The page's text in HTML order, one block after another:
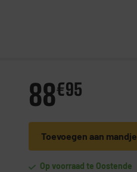
88€95
Toevoegen aan mandje
Op voorraad te Oostende